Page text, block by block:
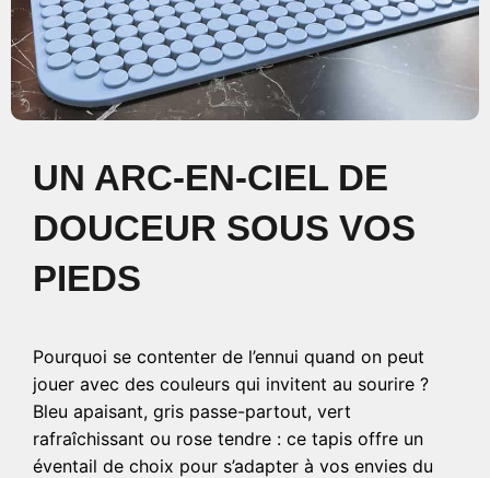
UN ARC-EN-CIEL DE
DOUCEUR SOUS VOS
PIEDS
Pourquoi se contenter de l’ennui quand on peut
jouer avec des couleurs qui invitent au sourire ?
Bleu apaisant, gris passe-partout, vert
rafraîchissant ou rose tendre : ce tapis offre un
éventail de choix pour s’adapter à vos envies du